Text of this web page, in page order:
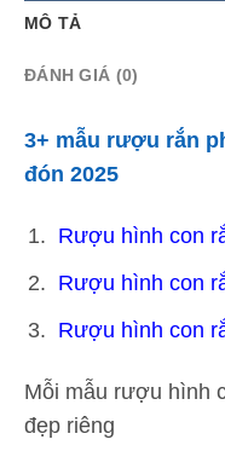
MÔ TẢ
ĐÁNH GIÁ (0)
3+ mẫu rượu rắn
đón 2025
Rượu hình con
Rượu hình con
Rượu hình con
Mỗi mẫu rượu hình
đẹp riêng